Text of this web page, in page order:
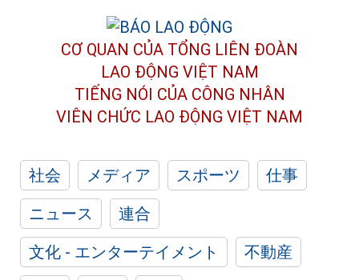
CƠ QUAN CỦA TỔNG LIÊN ĐOÀN
LAO ĐỘNG VIỆT NAM
TIẾNG NÓI CỦA CÔNG NHÂN
VIÊN CHỨC LAO ĐỘNG VIỆT NAM
社会 メディア スポーツ
仕事
ニュース
連合
文化 - エンターテイメント
不動産